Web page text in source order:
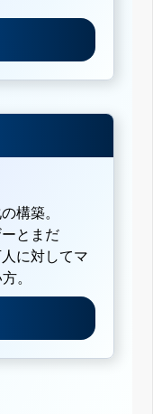
構築。
とまだ
に対してマ
。